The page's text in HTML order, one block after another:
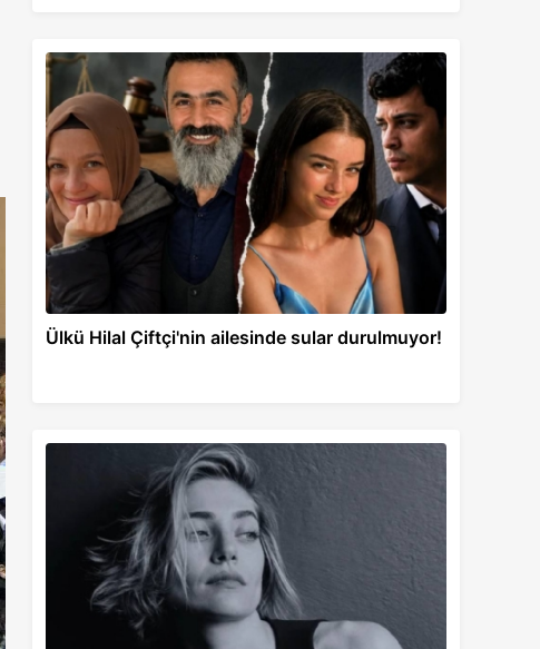
Ülkü Hilal Çiftçi'nin ailesinde sular durulmuyor!